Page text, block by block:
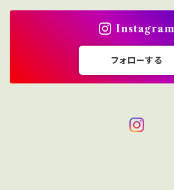
H-01
H-04
KOSTKAMM
Valetta
Other
Handkerchief / Hand Towel
Instagram
フォローする